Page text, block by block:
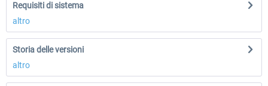
Requisiti di sistema
altro
Storia delle versioni
altro